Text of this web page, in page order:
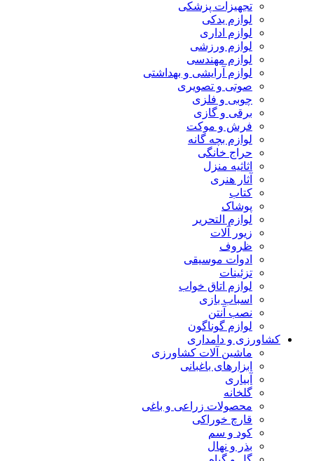
تجهیزات پزشکی
لوازم یدکی
لوازم اداری
لوازم ورزشی
لوازم مهندسی
لوازم آرایشی و بهداشتی
صوتی و تصویری
چوبی و فلزی
برقی و گازی
فرش و موکت
لوازم بچه گانه
حراج خانگی
اثاثیه منزل
آثار هنری
کتاب
پوشاک
لوازم التحریر
زیور آلات
ظروف
ادوات موسیقی
تزئینات
لوازم اتاق خواب
اسباب بازی
نصب آنتن
لوازم گوناگون
کشاورزی و دامداری
ماشین آلات کشاورزی
ابزارهای باغبانی
آبیاری
گلخانه
محصولات زراعی و باغی
قارچ خوراکی
کود و سم
بذر و نهال